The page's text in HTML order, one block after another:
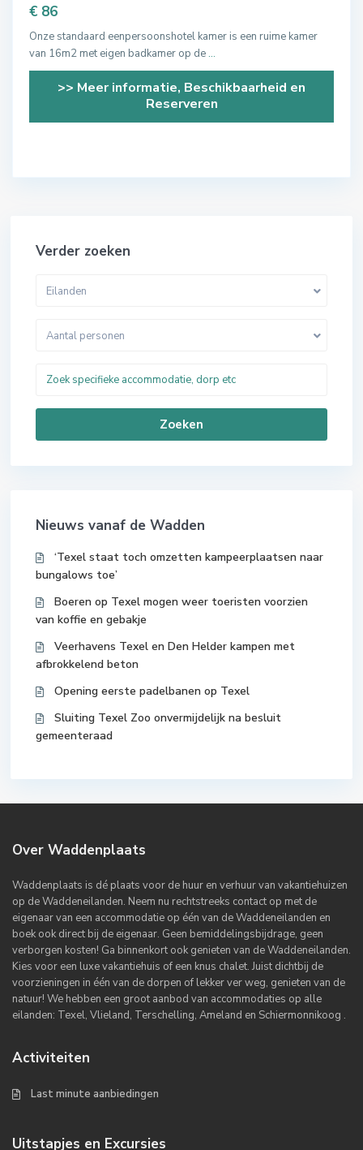
€ 86
Onze standaard eenpersoonshotel kamer is een ruime kamer
van 16m2 met eigen badkamer op de...
>> Meer informatie, Beschikbaarheid en
Reserveren
Verder zoeken
Eilanden
Aantal personen
Zoeken
Nieuws vanaf de Wadden
‘Texel staat toch omzetten kampeerplaatsen naar
bungalows toe’
Boeren op Texel mogen weer toeristen voorzien
van koffie en gebakje
Veerhavens Texel en Den Helder kampen met
afbrokkelend beton
Opening eerste padelbanen op Texel
Sluiting Texel Zoo onvermijdelijk na besluit
gemeenteraad
Over Waddenplaats
Waddenplaats is dé plaats voor de huur en verhuur van vakantiehuizen
op de Waddeneilanden. Neem nu rechtstreeks contact op met de
eigenaar van een accommodatie op één van de Waddeneilanden en
boek ook direct bij de eigenaar. Geen bemiddelingsbijdrage, geen
verborgen kosten! Ga binnenkort ook genieten van de Waddeneilanden.
Kies voor een luxe vakantiehuis of een knus chalet. Juist dichtbij de
voorzieningen in één van de dorpen of lekker ver weg, genieten van de
natuur! We hebben een groot aanbod van accommodaties op alle
eilanden: Texel, Vlieland, Terschelling, Ameland en Schiermonnikoog .
Activiteiten
Last minute aanbiedingen
Uitstapjes en Excursies